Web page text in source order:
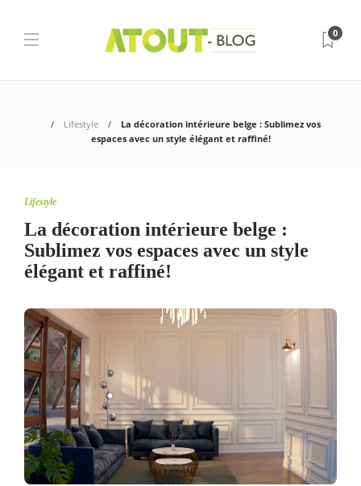
0
Lifestyle
La décoration intérieure belge : Sublimez vos
espaces avec un style élégant et raffiné!
Lifestyle
La décoration intérieure belge :
Sublimez vos espaces avec un style
élégant et raffiné!